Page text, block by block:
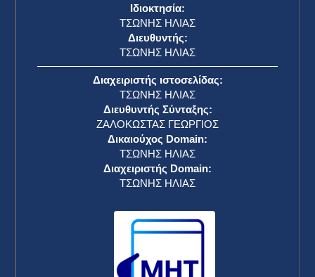
Ιδιοκτησία:
ΤΣΩΝΗΣ ΗΛΙΑΣ
Διευθυντής:
ΤΣΩΝΗΣ ΗΛΙΑΣ
Διαχειριστής ιστοσελίδας:
ΤΣΩΝΗΣ ΗΛΙΑΣ
Διευθυντής Σύνταξης:
ΖΑΛΟΚΩΣΤΑΣ ΓΕΩΡΓΙΟΣ
Δικαιούχος Domain:
ΤΣΩΝΗΣ ΗΛΙΑΣ
Διαχειριστής Domain:
ΤΣΩΝΗΣ ΗΛΙΑΣ